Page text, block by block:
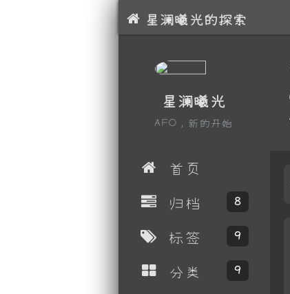
星澜曦光的探索
星澜曦光
AFO，新的开始
首页
归档
8
标签 9
分类 9